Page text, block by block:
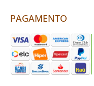
PAGAMENTO